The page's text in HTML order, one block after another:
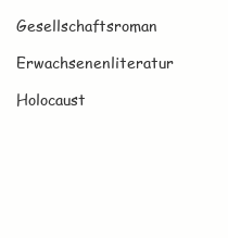
Gesellschaftsroman
Erwachsenenliteratur
Holocaust